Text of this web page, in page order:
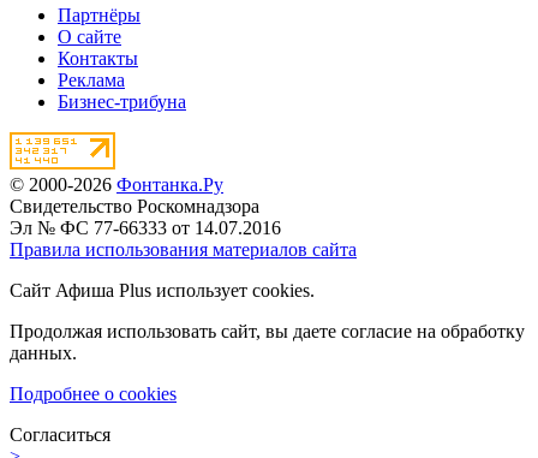
Партнёры
О сайте
Контакты
Реклама
Бизнес-трибуна
© 2000-2026 Фонтанка.Ру
Свидетельство Роскомнадзора
Эл № ФС 77-66333 от 14.07.2016
Правила использования материалов сайта
Сайт Афиша Plus использует cookies.
Продолжая использовать сайт, вы даете согласие на обработку
данных.
Подробнее о cookies
Согласиться